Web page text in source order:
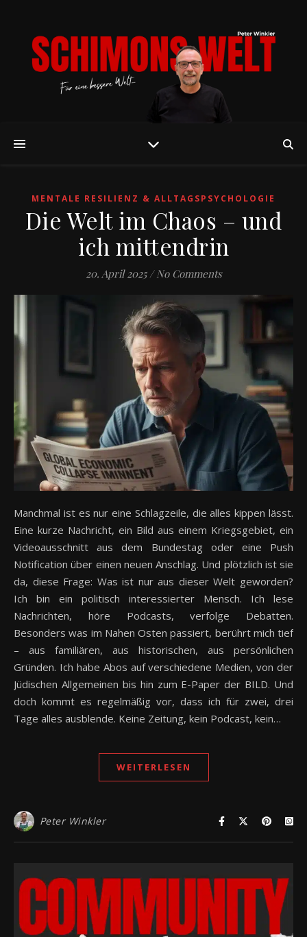
MENTALE RESILIENZ & ALLTAGSPSYCHOLOGIE
Die Welt im Chaos – und
ich mittendrin
20. April 2025 / No Comments
Manchmal ist es nur eine Schlagzeile, die alles kippen lässt.
Eine kurze Nachricht, ein Bild aus einem Kriegsgebiet, ein
Videoausschnitt aus dem Bundestag oder eine Push
Notification über einen neuen Anschlag. Und plötzlich ist sie
da, diese Frage: Was ist nur aus dieser Welt geworden?
Ich bin ein politisch interessierter Mensch. Ich lese
Nachrichten, höre Podcasts, verfolge Debatten.
Besonders was im Nahen Osten passiert, berührt mich tief
– aus familiären, aus historischen, aus persönlichen
Gründen. Ich habe Abos auf verschiedene Medien, von der
Jüdischen Allgemeinen bis hin zum E-Paper der BILD. Und
doch kommt es regelmäßig vor, dass ich für zwei, drei
Tage alles ausblende. Keine Zeitung, kein Podcast, kein…
WEITERLESEN
Peter Winkler